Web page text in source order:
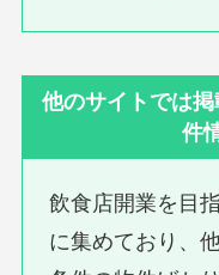
他のサイトでは
件
飲食店開業を目
に集めており、